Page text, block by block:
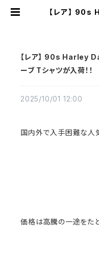
【レア】
【レア】 90s Harley
ーブ Tシャツが入荷！！
2025/10/01 12:00
国内外で入手困難な人
価格は高騰の一途をた